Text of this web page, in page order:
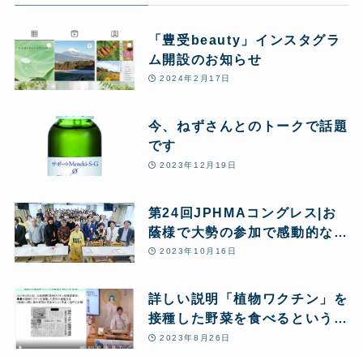
「豊受beauty」インスタグラ
ム開設のお知らせ
2024年2月17日
今、ねずさんとのトークで話題
です
2023年12月19日
第24回JPHMAコングレス|お
蔭様で大勢の参加で感動的なイ
ベントとなりました
2023年10月16日
詳しい説明「植物ワクチン」を
接種した野菜を食べるというこ
とについて
2023年8月26日